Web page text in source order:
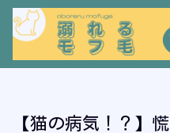
【猫の病気！？】